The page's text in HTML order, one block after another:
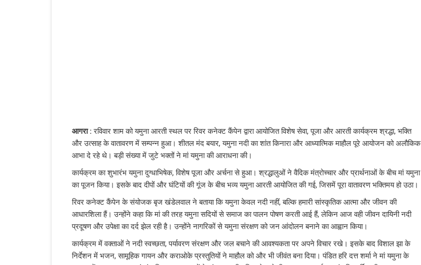
आगरा : रविवार शाम को यमुना आरती स्थल पर रिवर कनेक्ट कैंपेन द्वारा आयोजित विशेष सेवा, पूजा और आरती कार्यक्रम श्रद्धा, भक्ति
और उत्साह के वातावरण में सम्पन्न हुआ। शीतल मंद बयार, यमुना नदी का शांत किनारा और आध्यात्मिक माहौल पूरे आयोजन को अलौकिक
आभा दे रहे थे। बड़ी संख्या में जुटे भक्तों ने मां यमुना की आराधना की।
कार्यक्रम का शुभारंभ यमुना दुग्धाभिषेक, विशेष पूजा और अर्चना से हुआ। श्रद्धालुओं ने वैदिक मंत्रोच्चार और प्रार्थनाओं के बीच मां यमुना
का पूजन किया। इसके बाद दीपों और घंटियों की गूंज के बीच भव्य यमुना आरती आयोजित की गई, जिसमें पूरा वातावरण भक्तिमय हो उठा।
रिवर कनेक्ट कैंपेन के संयोजक बृज खंडेलवाल ने बताया कि यमुना केवल नदी नहीं, बल्कि हमारी सांस्कृतिक आत्मा और जीवन की
आधारशिला हैं। उन्होंने कहा कि मां की तरह यमुना सदियों से समाज का पालन पोषण करती आई हैं, लेकिन आज वही जीवन दायिनी नदी
प्रदूषण और उपेक्षा का दर्द झेल रही है। उन्होंने नागरिकों से यमुना संरक्षण को जन आंदोलन बनाने का आह्वान किया।
कार्यक्रम में वक्ताओं ने नदी स्वच्छता, पर्यावरण संरक्षण और जल बचाने की आवश्यकता पर अपने विचार रखे। इसके बाद विशाल झा के
निर्देशन में भजन, सामूहिक गायन और कराओके प्रस्तुतियों ने माहौल को और भी जीवंत बना दिया। पंडित हरि दत्त शर्मा ने मां यमुना के